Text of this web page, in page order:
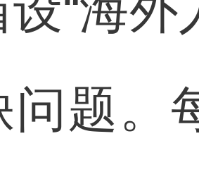
问题。